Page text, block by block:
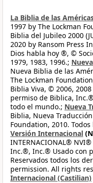
La Biblia de las
1997 by The Lockman
Biblia del Jubileo 2000
2020 by Ransom Press
Dios habla hoy ®, ©
1979, 1983, 1996.;
Nueva Biblia de las
The Lockman
Biblia Viva, © 2006,
permiso de Biblica,
todo el mundo.; Nueva
Biblia, Nueva
Foundation, 2010.
Versión Internacional
INTERNACIONAL®
Inc.®, Inc.® Usado con
Reservados todos los
permission. All rights
Internacional (Castilian)